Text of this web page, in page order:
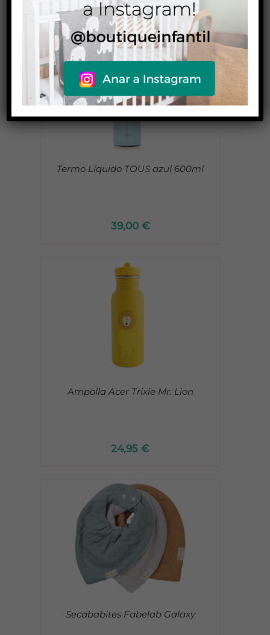
Termo Líquido TOUS azul 600ml
39,00 €
Ampolla Acer Trixie Mr. Lion
24,95€
Secababites Fabelab Galaxy